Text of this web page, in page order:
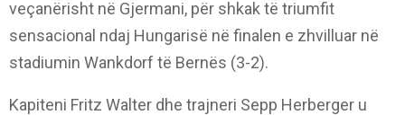
veçanërisht në Gjermani, për shkak të triumfit
sensacional ndaj Hungarisë në finalen e zhvilluar në
stadiumin Wankdorf të Bernës (3-2).
Kapiteni Fritz Walter dhe trajneri Sepp Herberger u